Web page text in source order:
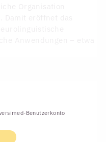
Benutzerkonto